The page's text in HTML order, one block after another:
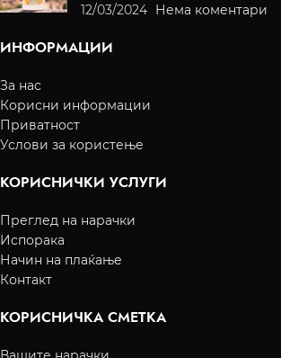
12/03/2024 Нема коментари
ИНФОРМАЦИИ
За нас
Корисни информации
Приватност
Услови за користење
КОРИСНИЧКИ УСЛУГИ
Преглед на нарачки
Испорака
Начин на плаќање
Контакт
КОРИСНИЧКА СМЕТКА